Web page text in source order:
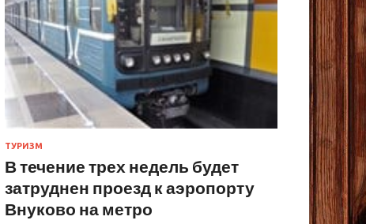
ТУРИЗМ
В течение трех недель будет
затруднен проезд к аэропорту
Внуково на метро